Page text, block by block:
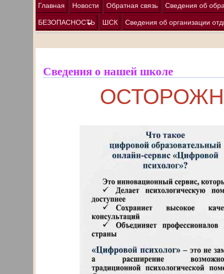
Главная Новости Обратная связь Сведения об
БЕЗОПАСНОСТЬ ШСК Сведения об организации
Сведения о нашей школе